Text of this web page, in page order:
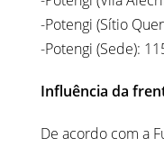
-Potengi (Sítio
-Potengi (Sede):
Influência da
De acordo com a